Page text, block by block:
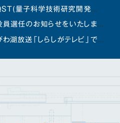
役員選任のお知らせをいたします